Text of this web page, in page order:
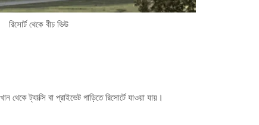
রিসোর্ট থেকে বীচ ভিউ
থেকে ট্যাক্সি বা প্রাইভেট গাড়িতে রিসোর্টে যাওয়া যায়।